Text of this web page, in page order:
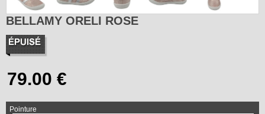
BELLAMY ORELI ROSE
Pointure